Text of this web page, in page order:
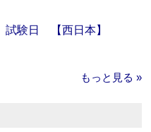
験日 【西日本】
もっと見る »